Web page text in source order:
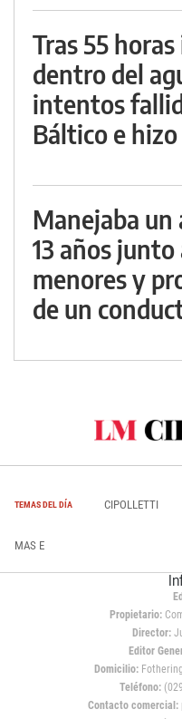
Tras 55
dentro del
intentos
Báltico e
Manejaba un
13 años
menores y
de un
TEMAS DEL DÍA CIPOLLETTI
MAS E
Propietario:
Director:
Editor
Domicilio:
Teléfono:
Contacto comercial: